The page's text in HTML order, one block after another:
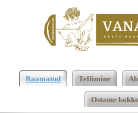
tervis. Mida peab teadma
Korte, Odamees 2004 |
Raamatud Tellimine
Ostame